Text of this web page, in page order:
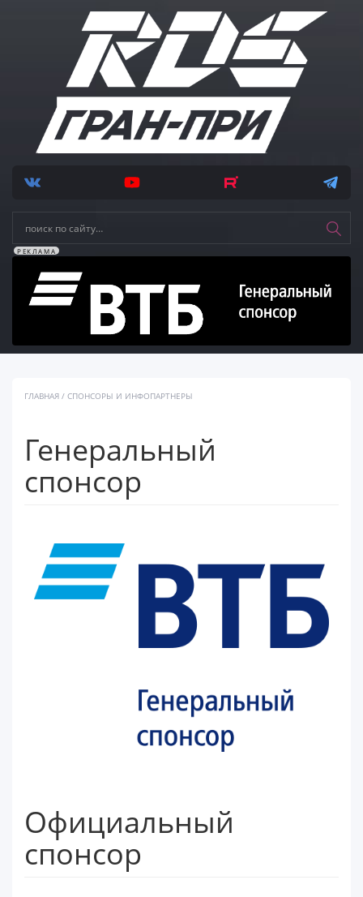
РЕКЛАМА
ГЛАВНАЯ / СПОНСОРЫ И ИНФОПАРТНЕРЫ
Генеральный
спонсор
Официальный
спонсор